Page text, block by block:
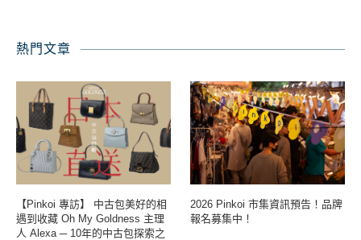
熱門文章
【Pinkoi 專訪】 中古包美好的相
遇到收藏 Oh My Goldness 主理
人 Alexa ─ 10年的中古包探索之
2026 Pinkoi 市集資訊預告！品牌
報名募集中！